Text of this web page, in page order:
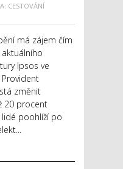
CESTOVÁNÍ
má zájem čím
aktuálního
Ipsos ve
změnit
20 procent
poohlíží po